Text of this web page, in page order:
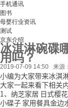
手机通讯
图书
母婴行业资讯
测试
京东介绍
冰淇淋碗碟
用吗？
2019-07-09 14:50 来源
小编为大家带来冰淇
大家一起来看下相关
1、纳芝家居 日式樱
小碟子 家用餐具金边